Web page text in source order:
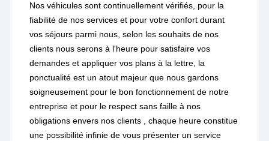
Nos véhicules sont continuellement vérifiés, pour la
fiabilité de nos services et pour votre confort durant
vos séjours parmi nous, selon les souhaits de nos
clients nous serons à l'heure pour satisfaire vos
demandes et appliquer vos plans à la lettre, la
ponctualité est un atout majeur que nous gardons
soigneusement pour le bon fonctionnement de notre
entreprise et pour le respect sans faille à nos
obligations envers nos clients , chaque heure constitue
une possibilité infinie de vous présenter un service